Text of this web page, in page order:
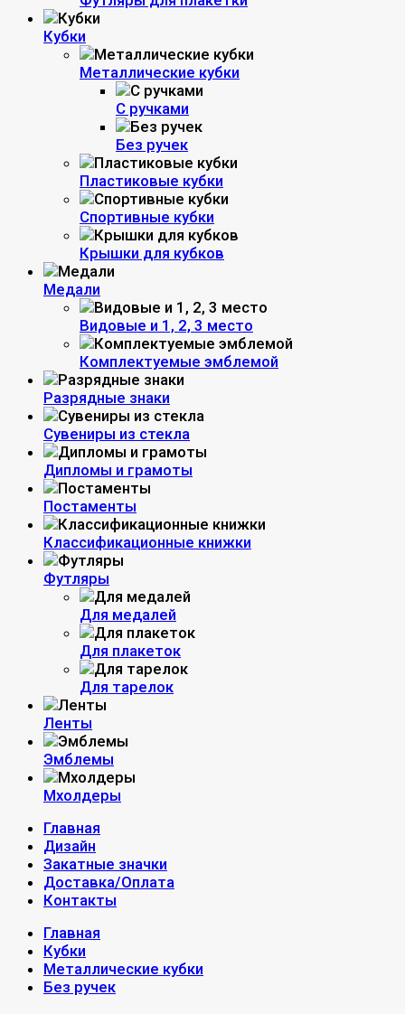
Кубки
Металлические кубки
С ручками
Без ручек
Пластиковые кубки
Спортивные кубки
Крышки для кубков
Медали
Видовые и 1, 2, 3 место
Комплектуемые эмблемой
Разрядные знаки
Сувениры из стекла
Дипломы и грамоты
Постаменты
Классификационные книжки
Футляры
Для медалей
Для плакеток
Для тарелок
Ленты
Эмблемы
Мхолдеры
Главная
Дизайн
Закатные значки
Доставка/Оплата
Контакты
Главная
Кубки
Металлические кубки
Без ручек